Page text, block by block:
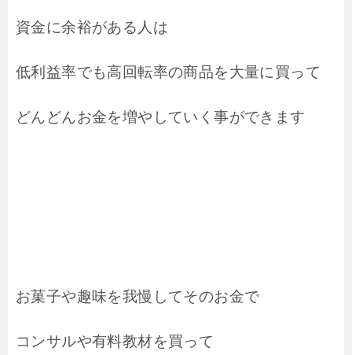
資金に余裕がある人は
低利益率でも高回転率の商品を大量に買って
どんどんお金を増やしていく事ができます
お菓子や趣味を我慢してそのお金で
コンサルや有料教材を買って